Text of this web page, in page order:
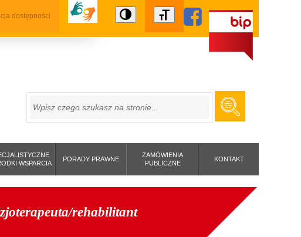
dostępności
SZUKAJ
WSPARCIA
PORADY PRAWNE
ZAMÓWIENIA
PUBLICZNE
KONTAKT
rehabilitant